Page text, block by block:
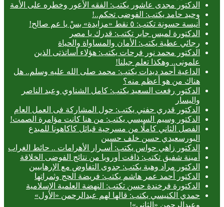
الدكتور مجدى عاشور يكتب: الفقه الأعور وخطره على الأمة
وحيد حامد يكتب: الفوضى تحكم..!
أنيسة حسونة تكتب: ٥ نقط «مزايدة» بسْ يا عم صالح!
الدكتورة لميس جابر تكتب: قدرك يا مصر
رجائي عطية يكتب: الأمان والمساواة والحياة
الدكتور محمد نور فرحات يكتب: هؤلاء أساتذتى الذين
علمونى.. وهكذا تعلم جيلنا!
الداعية أحمد ديدات يكتب: محمد صلى الله عليه وسلم.. هل
هناك من هو أعظم منه؟
الدكتور رفعت السعيد يكتب: كامل الشناوي وعبد الناصر
واليسار
الدكتور قدري حفني يكتب: حول المشاركة فى العمل العام
الدكتور وسيم السيسي يكتب: من هنا كانت مؤامرة الصمت!
الفصل الثاني كاملًا من مسرحية قبائل كاكاهونا للمبدع
البورسعيدي حسن خلف حسين
الدكتور زاهي حواس يكتب: أسـرار الأهرامات .. حائط الغراب
أمينة شفيق تكتب: ذاقت أوروبا من نتائج الفوضى الخلاقة
الدكتور مراد وهبة يكتب: جدوى التفاوض مع الإرهابيين
الدكتور أحمد عمر هاشم يكتب: فريضة الحج وثمراتها
الدكتورة فرخندة حسن تكتب: النهضة العلمية الإسلامية
حمدي الكنيسي يكتب: قالها لهم عبدالرحمن «الأول»
وعبدالرحمن «الثاني»!